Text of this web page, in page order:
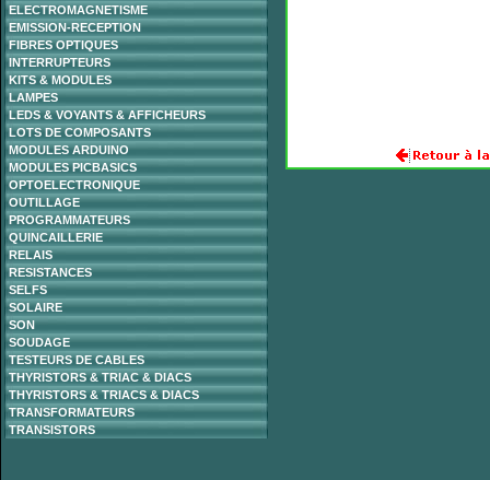
ELECTROMAGNETISME
EMISSION-RECEPTION
FIBRES OPTIQUES
INTERRUPTEURS
KITS & MODULES
LAMPES
LEDS & VOYANTS & AFFICHEURS
LOTS DE COMPOSANTS
MODULES ARDUINO
MODULES PICBASICS
OPTOELECTRONIQUE
OUTILLAGE
PROGRAMMATEURS
QUINCAILLERIE
RELAIS
RESISTANCES
SELFS
SOLAIRE
SON
SOUDAGE
TESTEURS DE CABLES
THYRISTORS & TRIAC & DIACS
THYRISTORS & TRIACS & DIACS
TRANSFORMATEURS
TRANSISTORS